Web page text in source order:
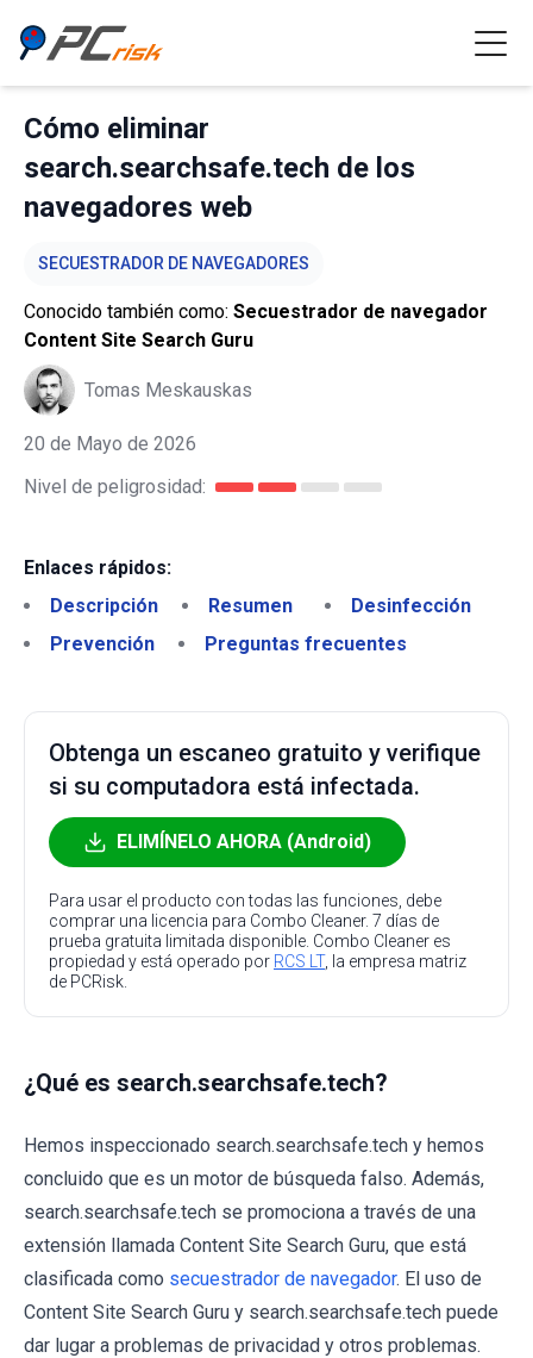
Cómo eliminar
search.searchsafe.tech de los
navegadores web
SECUESTRADOR DE NAVEGADORES
Conocido también como: Secuestrador de navegador
Content Site Search Guru
Tomas Meskauskas
20 de Mayo de 2026
Nivel de peligrosidad:
Enlaces rápidos:
Descripción
Resumen
Desinfección
Prevención
Preguntas frecuentes
Obtenga un escaneo gratuito y verifique
si su computadora está infectada.
ELIMÍNELO AHORA (Android)
Para usar el producto con todas las funciones, debe
comprar una licencia para Combo Cleaner. 7 días de
prueba gratuita limitada disponible. Combo Cleaner es
propiedad y está operado por RCS LT, la empresa matriz
de PCRisk.
¿Qué es search.searchsafe.tech?
Hemos inspeccionado search.searchsafe.tech y hemos
concluido que es un motor de búsqueda falso. Además,
search.searchsafe.tech se promociona a través de una
extensión llamada Content Site Search Guru, que está
clasificada como secuestrador de navegador. El uso de
Content Site Search Guru y search.searchsafe.tech puede
dar lugar a problemas de privacidad y otros problemas.